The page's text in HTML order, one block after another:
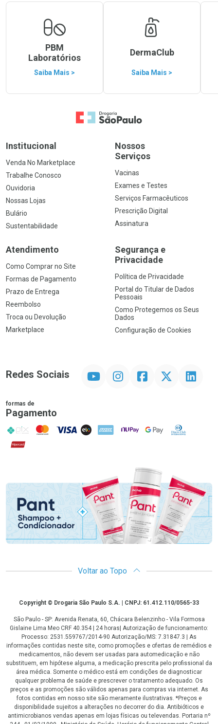
PBM
Laboratórios
Saiba Mais >
DermaClub
Saiba Mais >
Ir para a Home
Institucional
Venda No Marketplace
Trabalhe Conosco
Ouvidoria
Nossas Lojas
Bulário
Sustentabilidade
Nossos
Serviços
Vacinas
Exames e Testes
Serviços Farmacêuticos
Prescrição Digital
Assinatura
Atendimento
Como Comprar no Site
Formas de Pagamento
Prazo de Entrega
Reembolso
Troca ou Devolução
Marketplace
Segurança e
Privacidade
Política de Privacidade
Portal do Titular de Dados
Pessoais
Como Protegemos os Seus
Dados
Configuração de Cookies
Redes Sociais InstagramFacebookTwitter Linkedin
formas de
Pagamento
PIX MasterCard
VISA ELO AMEX NuPay Google PayDiners Club
Hipercard
Promoção em Destaque
Voltar ao Topo
CopyrightCopyright © Drogaria São Paulo S.A. | CNPJ: 61.412.110/0565-33
São Paulo - SP: Avenida Renata, 60, Chácara Belenzinho - Vila Formosa
Gislaine Lima Meo CRF 40.354 | 24 horas| Autorização de funcionamento:
Processo: 2531.559767/2014-90 Autorização/MS: 7.31847.3 | As
informações contidas neste site, como promoções e ofertas de remédios e
medicamentos, não devem ser usadas para automedicação e não
substituem, em hipótese alguma, a medicação prescrita pelo profissional da
área médica. Somente o médico está em condições de diagnosticar
qualquer problema de saúde e prescrever o tratamento adequado. Os
preços e as promoções são válidos apenas para compras via internet. As
fotos contidas em nosso site são meramente ilustrativas. *Preços e
disponibilidade sujeitos a alterações no decorrer do dia. Antibióticos e
antimicrobianos vendas apenas em lojas físicas ou televendas. Portaria nº